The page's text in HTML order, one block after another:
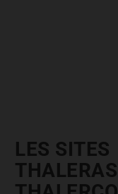
LES SITES